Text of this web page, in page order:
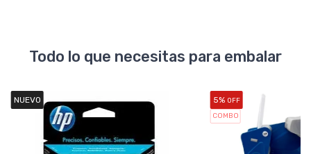
Todo lo que necesitas para embalar
NUEVO 5% OFF
COMBO